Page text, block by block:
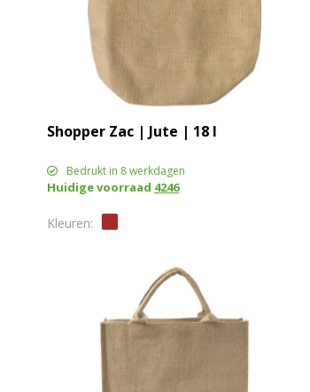
Shopper Zac | Jute | 18 l
Bedrukt in 8 werkdagen
Huidige voorraad 4246